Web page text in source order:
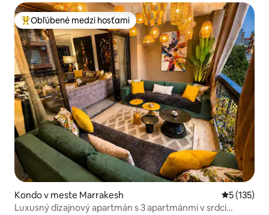
Najobľúbenejšie medzi hosťami
Obľúbené medzi hosťami
Kondo v meste Marrakesh Priemerné
5 (135)
Luxusný dizajnový apartmán s 3 apartmánmi v srdci